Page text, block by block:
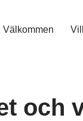
Välkommen
och